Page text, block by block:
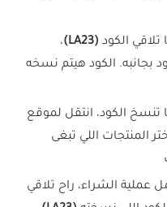
تلاقي الكود (LA23)
،
بجانبه. الكود هيتم نسخه
تنسخ الكود، انتقل لموقع
المنتجات اللي تبغى
عملية الشراء، راح تلاقي